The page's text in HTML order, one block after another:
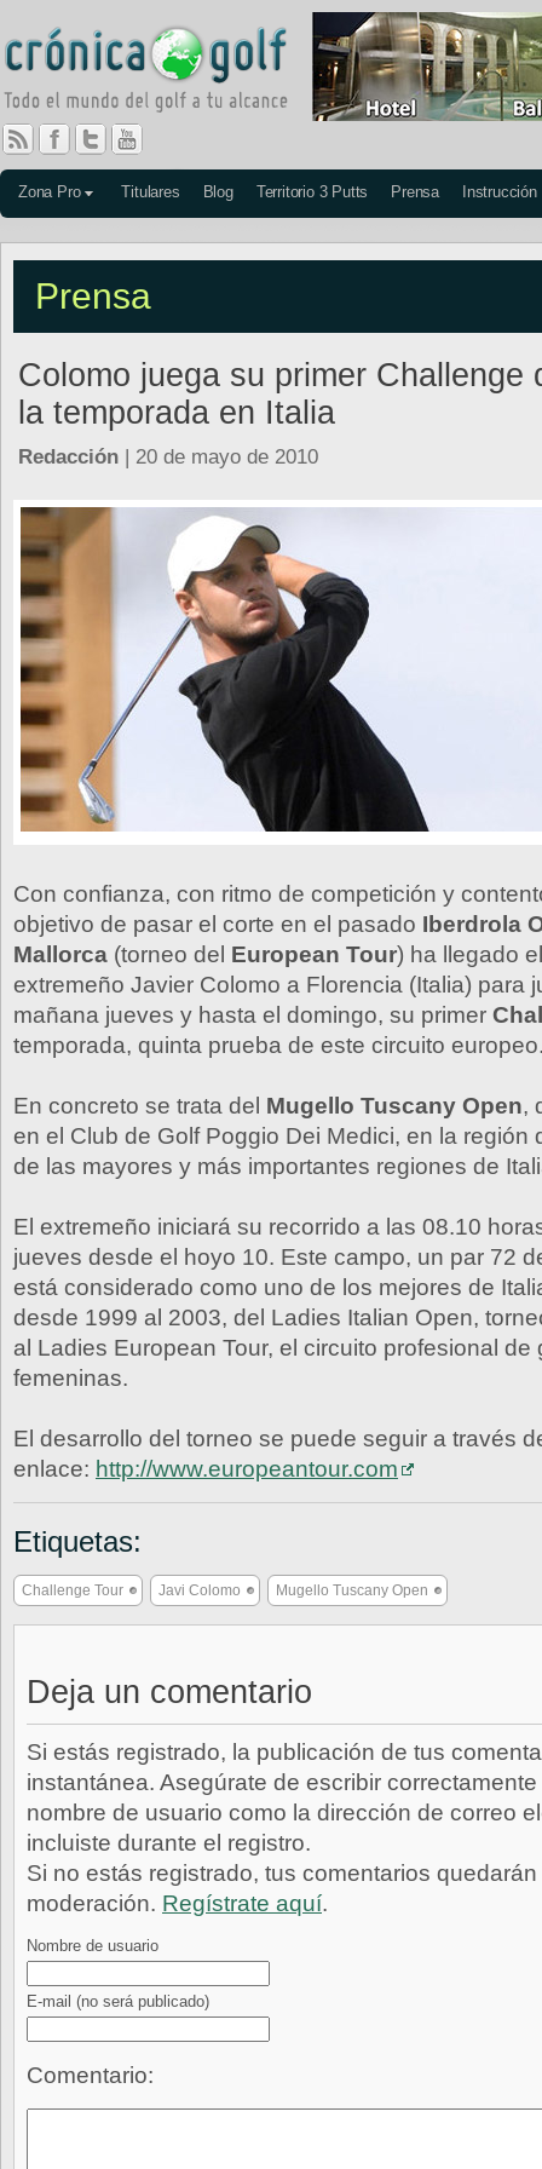
Zona Pro Titulares Blog Territorio 3 Putts Prensa Instrucción
Prensa
Colomo juega su primer Challenge
la temporada en Italia
Redacción | 20 de mayo de 2010
Con confianza, con ritmo de competición y
objetivo de pasar el corte en el pasado Iberdrola
Mallorca (torneo del European Tour) ha llegado
extremeño Javier Colomo a Florencia (Italia) para
mañana jueves y hasta el domingo, su primer
temporada, quinta prueba de este circuito
En concreto se trata del Mugello Tuscany Open,
en el Club de Golf Poggio Dei Medici, en la región
de las mayores y más importantes regiones de
El extremeño iniciará su recorrido a las 08.10
jueves desde el hoyo 10. Este campo, un par 72
está considerado como uno de los mejores de
desde 1999 al 2003, del Ladies Italian Open,
al Ladies European Tour, el circuito profesional de
femeninas.
El desarrollo del torneo se puede seguir a través
enlace: http://www.europeantour.com
Etiquetas:
Challenge Tour Javi Colomo Mugello Tuscany Open
Deja un comentario
Si estás registrado, la publicación de tus
instantánea. Asegúrate de escribir
nombre de usuario como la dirección de correo
incluiste durante el registro.
Si no estás registrado, tus comentarios
moderación. Regístrate aquí.
Nombre de usuario
E-mail (no será publicado)
Comentario: